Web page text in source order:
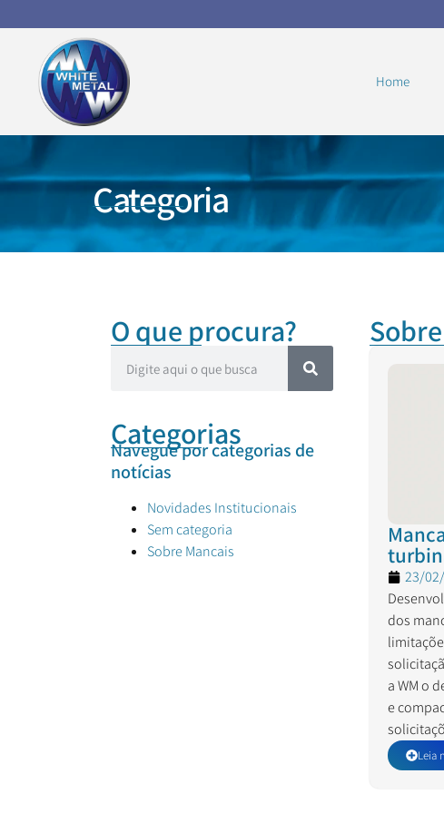
Home
Categoria
O que procura?
Categorias
Navegue por categorias de
notícias
Novidades Institucionais
Sem categoria
Sobre Mancais
23/
dos
a WM o
e
Leia